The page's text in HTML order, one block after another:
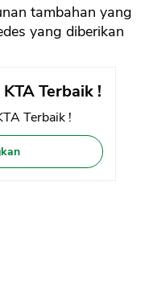
tambahan yang
yang diberikan
Terbaik !
Terbaik !